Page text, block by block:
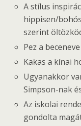
A stílus
hippisen/
szerint
Pez a beceneve
Kakas a kínai
Ugyanakkor
Simpson-nak
Az iskolai
gondolta